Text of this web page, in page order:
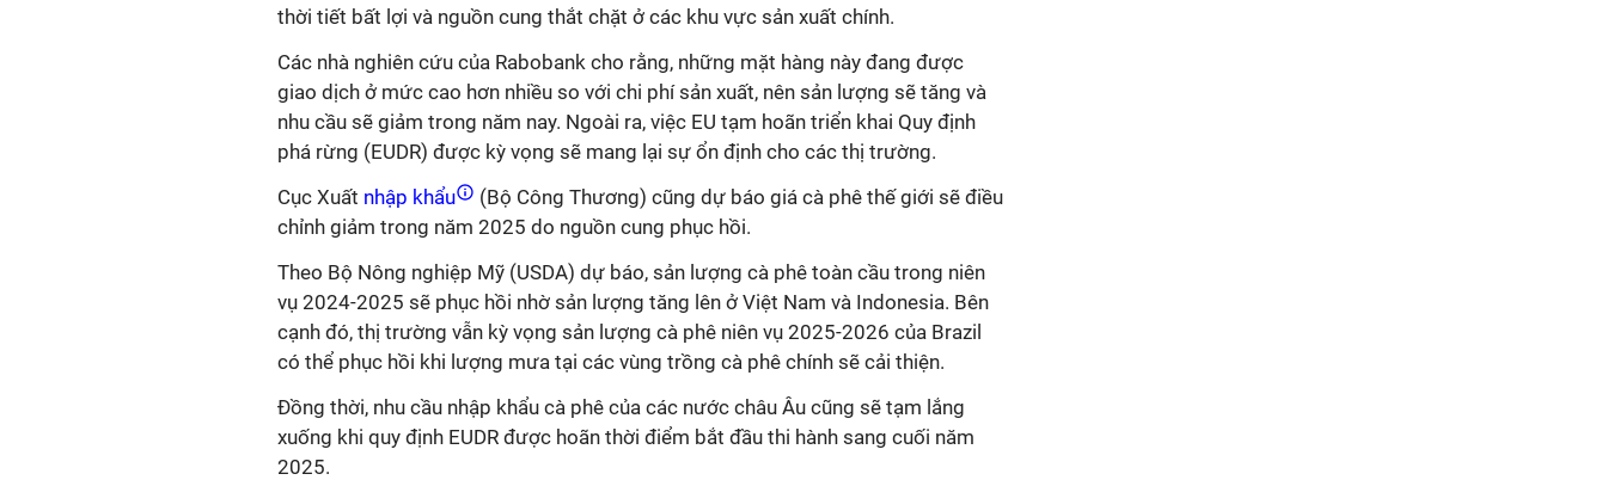
thời tiết bất lợi và nguồn cung thắt chặt ở các khu vực sản xuất chính.
Các nhà nghiên cứu của Rabobank cho rằng, những mặt hàng này đang được
giao dịch ở mức cao hơn nhiều so với chi phí sản xuất, nên sản lượng sẽ tăng và
nhu cầu sẽ giảm trong năm nay. Ngoài ra, việc EU tạm hoãn triển khai Quy định
phá rừng (EUDR) được kỳ vọng sẽ mang lại sự ổn định cho các thị trường.
Cục Xuất nhập khẩu
(Bộ Công Thương) cũng dự báo giá cà phê thế giới sẽ điều
chỉnh giảm trong năm 2025 do nguồn cung phục hồi.
Theo Bộ Nông nghiệp Mỹ (USDA) dự báo, sản lượng cà phê toàn cầu trong niên
vụ 2024-2025 sẽ phục hồi nhờ sản lượng tăng lên ở Việt Nam và Indonesia. Bên
cạnh đó, thị trường vẫn kỳ vọng sản lượng cà phê niên vụ 2025-2026 của Brazil
có thể phục hồi khi lượng mưa tại các vùng trồng cà phê chính sẽ cải thiện.
Đồng thời, nhu cầu nhập khẩu cà phê của các nước châu Âu cũng sẽ tạm lắng
xuống khi quy định EUDR được hoãn thời điểm bắt đầu thi hành sang cuối năm
2025.